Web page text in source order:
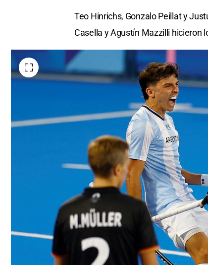
Teo Hinrichs, Gonzalo Peillat y
Casella y Agustín Mazzilli hicieron